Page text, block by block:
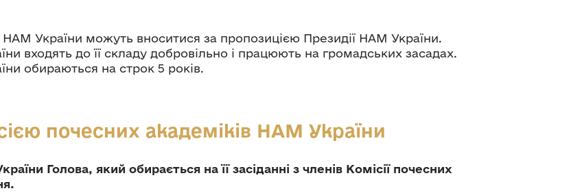
НАМ України можуть вноситися за пропозицією Президії НАМ України.
входять до її складу добровільно і працюють на громадських засадах.
обираються на строк 5 років.
почесних академіків НАМ України
Голова, який обирається на її засіданні з членів Комісії почесних